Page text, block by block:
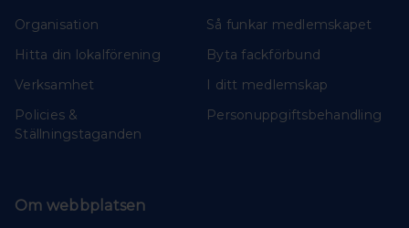
Organisation
Hitta din lokalförening
Verksamhet
Policies &
Ställningstaganden
Så funkar medlemskapet
Byta fackförbund
I ditt medlemskap
Personuppgiftsbehandling
Om webbplatsen